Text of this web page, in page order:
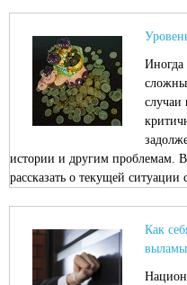
Иногда
случаи
истории и другим проблемам.
рассказать о текущей
Как